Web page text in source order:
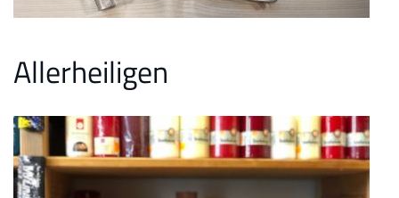
Allerheiligen